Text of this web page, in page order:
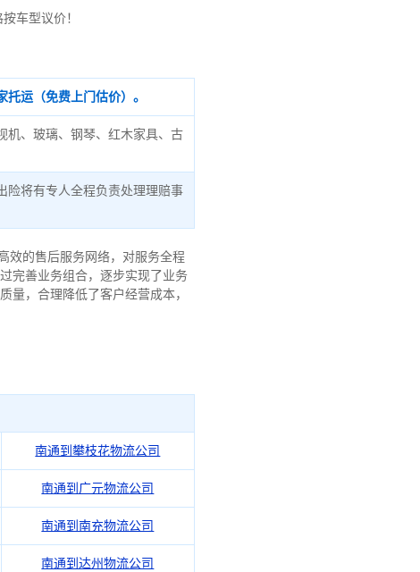
车型议价！
运（免费上门估价）。
机、玻璃、钢琴、红木家具、古
险将有专人全程负责处理理赔事
效的售后服务网络，对服务全程
完善业务组合，逐步实现了业务
量，合理降低了客户经营成本，
南通到攀枝花物流公司
南通到广元物流公司
南通到南充物流公司
南通到达州物流公司